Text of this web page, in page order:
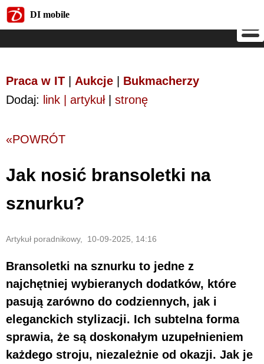
DI mobile
Praca w IT Aukcje
Bukmacherzy
Dodaj: link | artykuł| stronę
«POWRÓT
Jak nosić bransoletki na
sznurku?
Artykuł poradnikowy, 10-09-2025, 14:16
Bransoletki na sznurku to jedne z
najchętniej wybieranych dodatków, które
pasują zarówno do codziennych, jak i
eleganckich stylizacji. Ich subtelna forma
sprawia, że są doskonałym uzupełnieniem
każdego stroju, niezależnie od okazji. Jak je
DI mobile